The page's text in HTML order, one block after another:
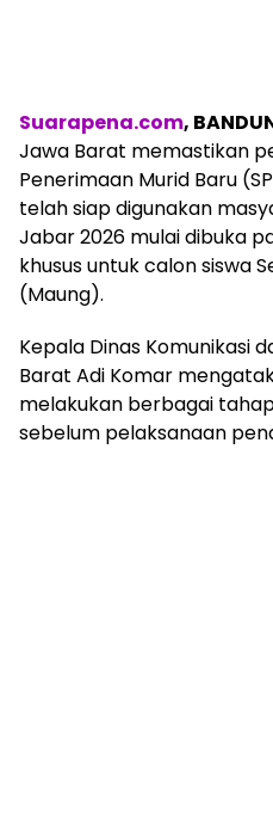
Suarapena.com,
Jawa Barat memastikan
Penerimaan Murid Baru
telah siap digunakan
Jabar 2026 mulai dibuka
khusus untuk calon siswa
(Maung).
Kepala Dinas Komunikasi
Barat Adi Komar
melakukan berbagai
sebelum pelaksanaan